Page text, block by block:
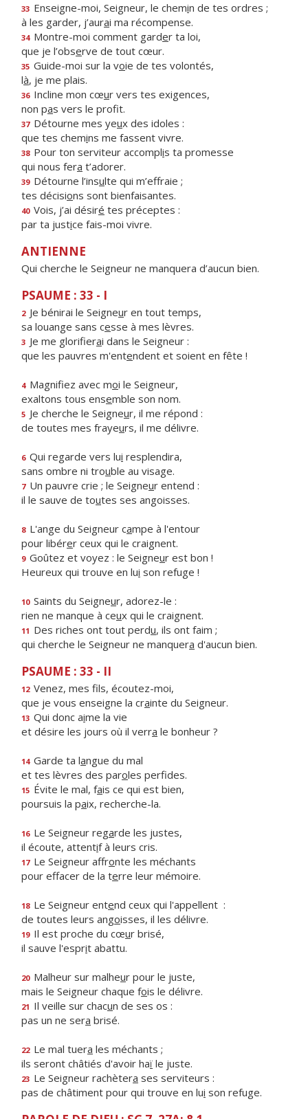
33 Enseigne-moi, Seigneur, le chemin de tes ordres ;
à les garder, j’aurai ma récompense.
34 Montre-moi comment garder ta loi,
que je l’observe de tout cœur.
35 Guide-moi sur la voie de tes volontés,
là, je me plais.
36 Incline mon cœur vers tes exigences,
non pas vers le profit.
37 Détourne mes yeux des idoles :
que tes chemins me fassent vivre.
38 Pour ton serviteur accomplis ta promesse
qui nous fera t’adorer.
39 Détourne l’insulte qui m’effraie ;
tes décisions sont bienfaisantes.
40 Vois, j’ai désiré tes préceptes :
par ta justice fais-moi vivre.
ANTIENNE
Qui cherche le Seigneur ne manquera d’aucun bien.
PSAUME : 33 - I
2 Je bénirai le Seigneur en tout temps,
sa louange sans cesse à mes lèvres.
3 Je me glorifierai dans le Seigneur :
que les pauvres m'entendent et soient en fête !
4 Magnifiez avec moi le Seigneur,
exaltons tous ensemble son nom.
5 Je cherche le Seigneur, il me répond :
de toutes mes frayeurs, il me délivre.
6 Qui regarde vers lui resplendira,
sans ombre ni trouble au visage.
7 Un pauvre crie ; le Seigneur entend :
il le sauve de toutes ses angoisses.
8 L'ange du Seigneur campe à l'entour
pour libérer ceux qui le craignent.
9 Goûtez et voyez : le Seigneur est bon !
Heureux qui trouve en lui son refuge !
10 Saints du Seigneur, adorez-le :
rien ne manque à ceux qui le craignent.
11 Des riches ont tout perdu, ils ont faim ;
qui cherche le Seigneur ne manquera d'aucun bien.
PSAUME : 33 - II
12 Venez, mes fls, écoutez-moi,
que je vous enseigne la crainte du Seigneur.
13 Qui donc aime la vie
et désire les jours où il verra le bonheur ?
14 Garde ta langue du mal
et tes lèvres des paroles perfides.
15 Évite le mal, fais ce qui est bien,
poursuis la paix, recherche-la.
16 Le Seigneur regarde les justes,
il écoute, attentif à leurs cris.
17 Le Seigneur affronte les méchants
pour effacer de la terre leur mémoire.
18 Le Seigneur entend ceux qui l'appellent :
de toutes leurs angoisses, il les délivre.
19 Il est proche du cœur brisé,
il sauve l'esprit abattu.
20 Malheur sur malheur pour le juste,
mais le Seigneur chaque fois le délivre.
21 Il veille sur chacun de ses os :
pas un ne sera brisé.
22 Le mal tuera les méchants ;
ils seront châtiés d'avoir haï le juste.
23 Le Seigneur rachètera ses serviteurs :
pas de châtiment pour qui trouve en lui son refuge.